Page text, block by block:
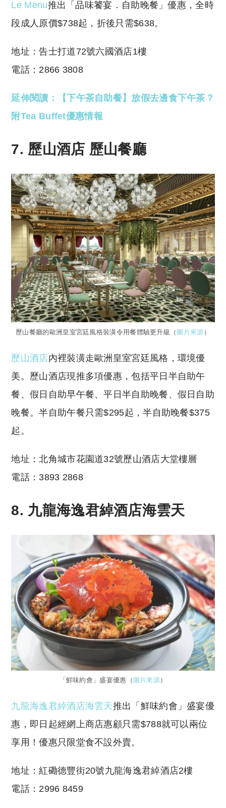
Le Menu推出「品味饕宴．自助晚餐」優惠，全時
段成人原價$738起，折後只需$638。
地址：告士打道72號六國酒店1樓
電話：2866 3808
延伸閱讀：【下午茶自助餐】放假去邊食下午茶？
附Tea Buffet優惠情報
7. 歷山酒店 歷山餐廳
歷山餐廳的歐洲皇室宮廷風格裝潢令用餐體驗更升級（ 圖片來源 ）
歷山酒店內裡裝潢走歐洲皇室宮廷風格，環境優
美。歷山酒店現推多項優惠，包括平日半自助午
餐、假日自助早午餐、平日半自助晚餐、假日自助
晚餐。半自助午餐只需$295起，半自助晚餐$375
起。
地址：北角城市花園道32號歷山酒店大堂樓層
電話：3893 2868
8. 九龍海逸君綽酒店海雲天
「鮮味約會」盛宴優惠（ 圖片來源）
九龍海逸君綽酒店海雲天推出「鮮味約會」盛宴優
惠，即日起經網上商店惠顧只需$788就可以兩位
享用！優惠只限堂食不設外賣。
地址：紅磡德豐街20號九龍海逸君綽酒店2樓
電話：2996 8459